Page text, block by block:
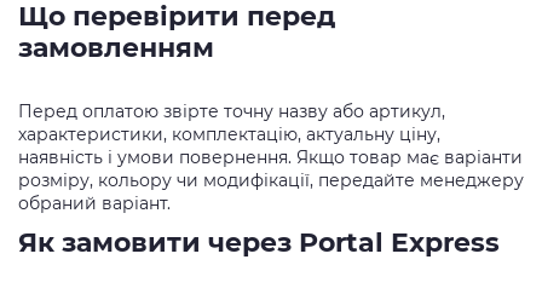
Що перевірити перед
замовленням
Перед оплатою звірте точну назву або артикул,
характеристики, комплектацію, актуальну ціну,
наявність і умови повернення. Якщо товар має варіанти
розміру, кольору чи модифікації, передайте менеджеру
обраний варіант.
Як замовити через Portal Express